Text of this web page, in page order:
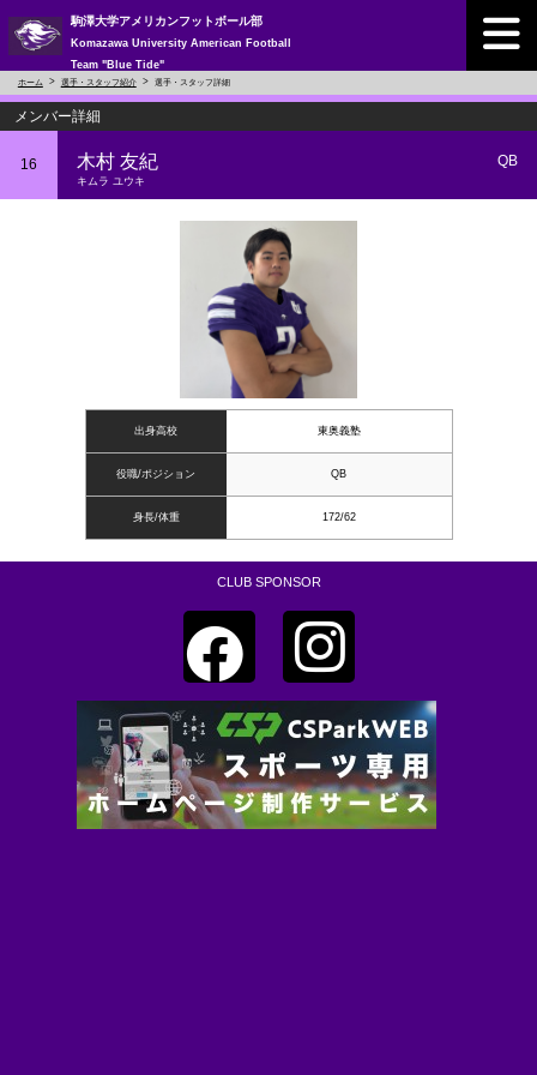
駒澤大学アメリカンフットボール部
Komazawa University American Football
Team "Blue Tide"
ホーム 選手・スタッフ紹介 選手・スタッフ詳細
メンバー詳細
16 木村 友紀
キムラ ユウキ
QB
出身高校 東奥義塾
役職/ポジション QB
身長/体重 172/62
CLUB SPONSOR